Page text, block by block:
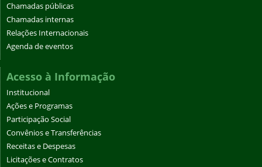
Chamadas públicas
Chamadas internas
Relações Internacionais
Agenda de eventos
Acesso à Informação
Institucional
Ações e Programas
Participação Social
Convênios e Transferências
Receitas e Despesas
Licitações e Contratos